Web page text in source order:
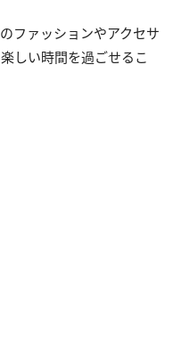
ファッションやアクセサ
しい時間を過ごせるこ